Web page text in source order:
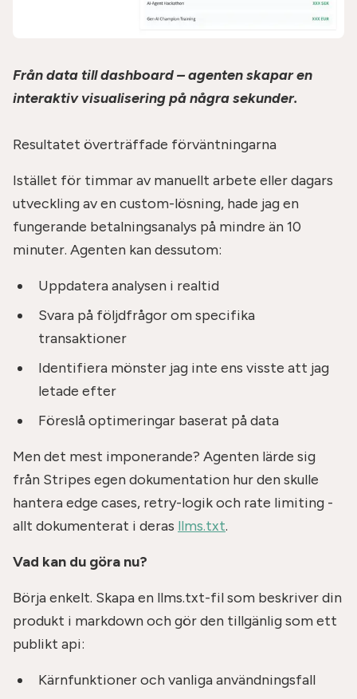
Från data till dashboard – agenten skapar en
interaktiv visualisering på några sekunder.
Resultatet överträffade förväntningarna
Istället för timmar av manuellt arbete eller dagars
utveckling av en custom-lösning, hade jag en
fungerande betalningsanalys på mindre än 10
minuter. Agenten kan dessutom:
Uppdatera analysen i realtid
Svara på följdfrågor om specifika
transaktioner
Identifiera mönster jag inte ens visste att jag
letade efter
Föreslå optimeringar baserat på data
Men det mest imponerande? Agenten lärde sig
från Stripes egen dokumentation hur den skulle
hantera edge cases, retry-logik och rate limiting -
allt dokumenterat i deras llms.txt.
Vad kan du göra nu?
Börja enkelt. Skapa en llms.txt-fil som beskriver din
produkt i markdown och gör den tillgänlig som ett
publikt api:
Kärnfunktioner och vanliga användningsfall